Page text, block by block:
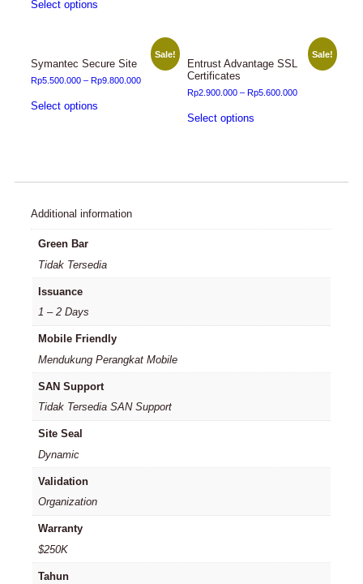
Select options
Sale!
Symantec Secure Site
Rp5.500.000 – Rp9.800.000
Select options
Sale!
Entrust Advantage SSL
Certificates
Rp2.900.000 – Rp5.600.000
Select options
Additional information
Green Bar
Tidak Tersedia
Issuance
1 – 2 Days
Mobile Friendly
Mendukung Perangkat Mobile
SAN Support
Tidak Tersedia SAN Support
Site Seal
Dynamic
Validation
Organization
Warranty
$250K
Tahun